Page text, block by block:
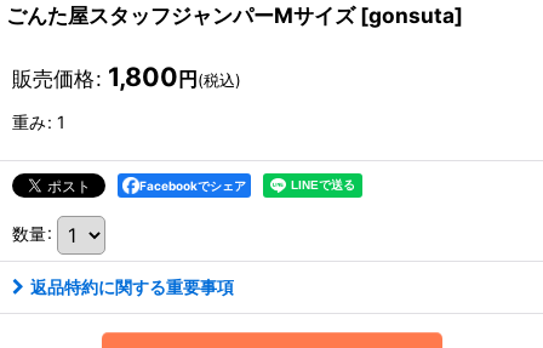
ごんた屋スタッフジャンパーMサイズ [gonsuta]
販売価格: 1,800円(税込)
重み: 1
Facebookでシェア
数量:
返品特約に関する重要事項